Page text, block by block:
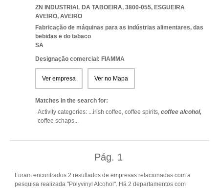
ZN INDUSTRIAL DA TABOEIRA, 3800-055, ESGUEIRA
AVEIRO, AVEIRO
Fabricação de máquinas para as indústrias alimentares, das
bebidas e do tabaco
SA
Designação comercial: FIAMMA
Ver empresa Ver no Mapa
Matches in the search for:
Activity categories: ...irish coffee, coffee spirits, coffee alcohol,
coffee schaps...
Pág. 1
Foram encontrados 2 resultados de empresas relacionadas com a
pesquisa realizada "Polyvinyl Alcohol". Há 2 departamentos com